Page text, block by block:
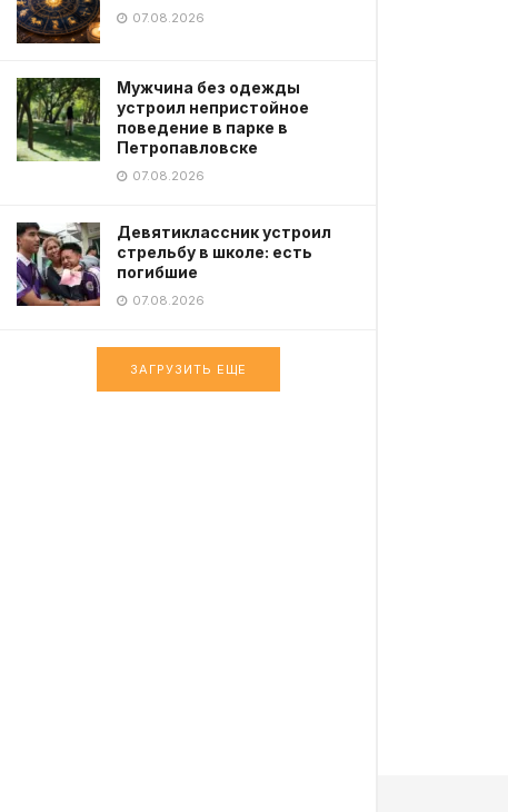
07.08.2026
Мужчина без одежды
устроил непристойное
поведение в парке в
Петропавловске
07.08.2026
Девятиклассник устроил
стрельбу в школе: есть
погибшие
07.08.2026
ЗАГРУЗИТЬ ЕЩЕ